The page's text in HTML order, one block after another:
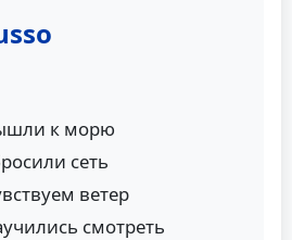
к морю
сеть
ветер
смотреть